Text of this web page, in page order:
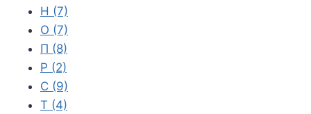
Н (7)
О (7)
П (8)
Р (2)
С (9)
Т (4)